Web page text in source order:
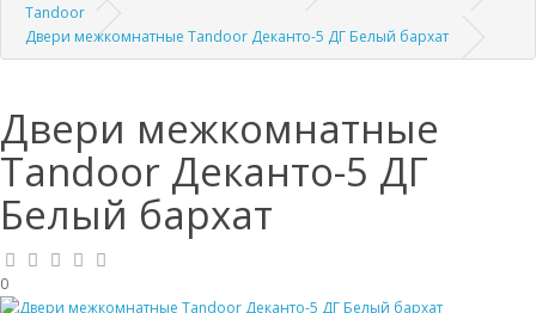
Tandoor
Двери межкомнатные Tandoor Деканто-5 ДГ Белый бархат
Двери межкомнатные
Tandoor Деканто-5 ДГ
Белый бархат
0